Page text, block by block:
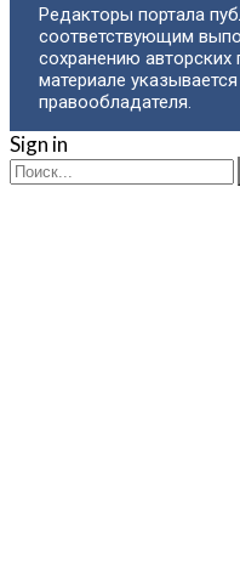
Редакторы портала
соответствующим
сохранению
материале
правообладателя.
Sign in